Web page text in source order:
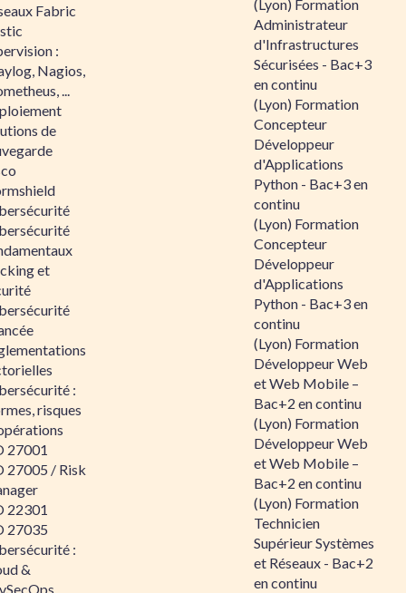
Fabric
:
Nagios,
...
de
et
:
risques
27001
27005 / Risk
22301
27035
:
&
(Lyon) Formation
Administrateur
d'Infrastructures
Sécurisées - Bac+3
en continu
(Lyon) Formation
Concepteur
Développeur
d'Applications
Python - Bac+3 en
continu
(Lyon) Formation
Concepteur
Développeur
d'Applications
Python - Bac+3 en
continu
(Lyon) Formation
Développeur Web
et Web Mobile –
Bac+2 en continu
(Lyon) Formation
Développeur Web
et Web Mobile –
Bac+2 en continu
(Lyon) Formation
Technicien
Supérieur Systèmes
et Réseaux - Bac+2
en continu